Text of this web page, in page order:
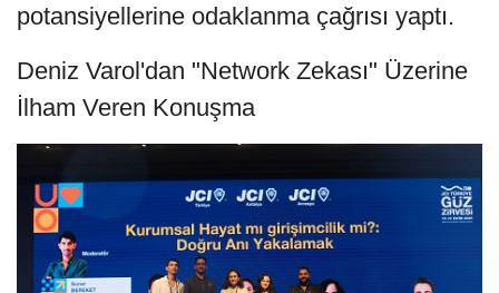
potansiyellerine odaklanma çağrısı yaptı.
Deniz Varol'dan "Network Zekası" Üzerine
İlham Veren Konuşma